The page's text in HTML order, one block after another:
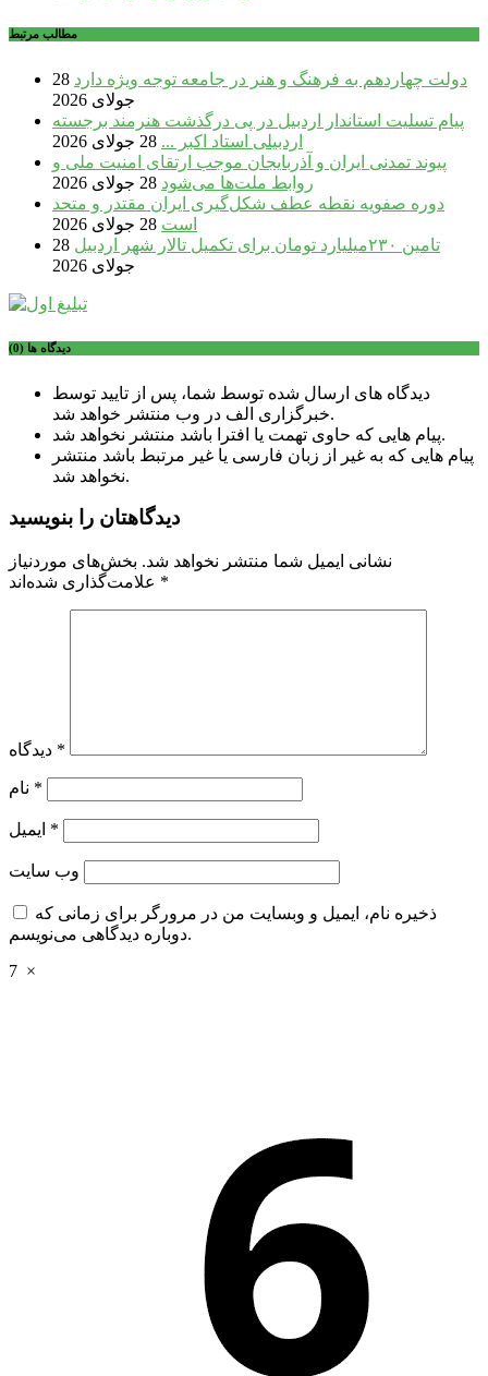
مطالب مرتبط
دولت چهاردهم به فرهنگ و هنر در جامعه توجه ویژه دارد 28
جولای 2026
پیام تسلیت استاندار اردبیل در پی درگذشت هنرمند برجسته
اردبیلی استاد اکبر ... 28 جولای 2026
پیوند تمدنی ایران و آذربایجان موجب ارتقای امنیت ملی و
روابط ملت‌ها می‌شود 28 جولای 2026
دوره صفویه نقطه عطف شکل‌گیری ایران مقتدر و متحد
است 28 جولای 2026
تامین ۲۳۰میلیارد تومان برای تکمیل تالار شهر اردبیل
28
جولای 2026
دیدگاه ها (0)
دیدگاه های ارسال شده توسط شما، پس از تایید توسط
خبرگزاری الف در وب منتشر خواهد شد.
پیام هایی که حاوی تهمت یا افترا باشد منتشر نخواهد شد.
پیام هایی که به غیر از زبان فارسی یا غیر مرتبط باشد منتشر
نخواهد شد.
دیدگاهتان را بنویسید
نشانی ایمیل شما منتشر نخواهد شد. بخش‌های موردنیاز
*
*
*
*
وب‌ سایت
ذخیره نام، ایمیل و وبسایت من در مرورگر برای زمانی که
دوباره دیدگاهی می‌نویسم.
7 ×